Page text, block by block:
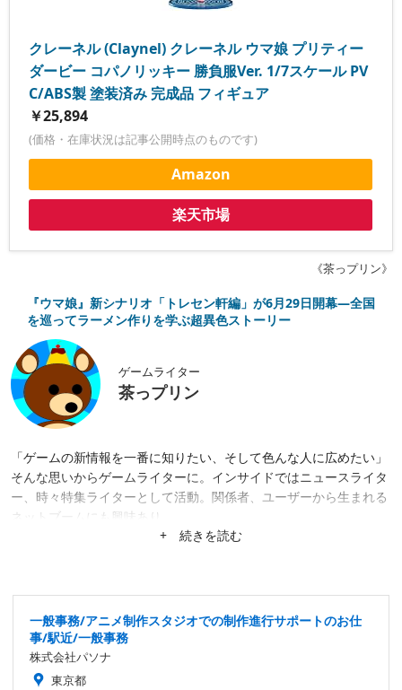
クレーネル (Claynel) クレーネル ウマ娘 プリティー
ダービー コパノリッキー 勝負服Ver. 1/7スケール PV
C/ABS製 塗装済み 完成品 フィギュア
￥25,894
(価格・在庫状況は記事公開時点のものです)
Amazon
楽天市場
《茶っプリン》
『ウマ娘』新シナリオ「トレセン軒編」が6月29日開幕―全国
を巡ってラーメン作りを学ぶ超異色ストーリー
ゲームライター
茶っプリン
「ゲームの新情報を一番に知りたい、そして色んな人に広めたい」
そんな思いからゲームライターに。インサイドではニュースライタ
ー、時々特集ライターとして活動。関係者、ユーザーから生まれる
ネットブームにも興味あり。
+ 続きを読む
一般事務/アニメ制作スタジオでの制作進行サポートのお仕
事/駅近/一般事務
株式会社パソナ
東京都